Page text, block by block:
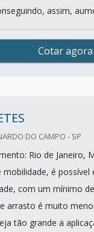
assim,
Cotar agora
DO CAMPO - SP
Rio de Janeiro,
é
com um mínimo
arrasto é muito
tão grande a